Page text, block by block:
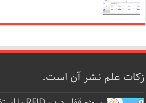
زکات علم نشر آن است.